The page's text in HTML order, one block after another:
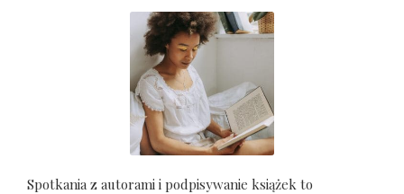
Spotkania z autorami i podpisywanie książek to